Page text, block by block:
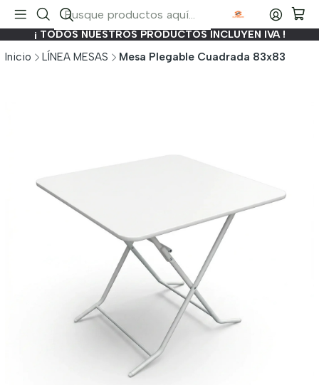
¡ TODOS NUESTROS PRODUCTOS INCLUYEN IVA !
Inicio LÍNEA MESAS Mesa Plegable Cuadrada 83x83